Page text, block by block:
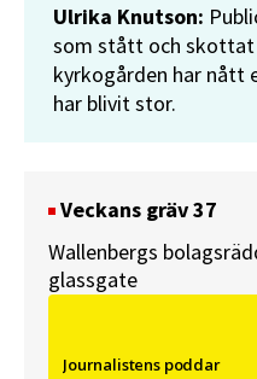
Ulrika Knutson:
som stått och skottat
kyrkogården har nått
har blivit stor.
Veckans gräv 37
Wallenbergs
glassgate